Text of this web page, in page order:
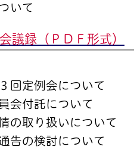
いて
会議録（ＰＤＦ形式）
定例会について
託について
り扱いについて
検討について